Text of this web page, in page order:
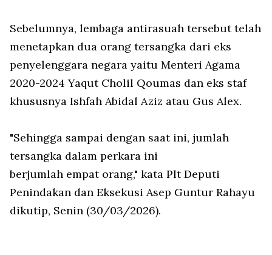
Sebelumnya, lembaga antirasuah tersebut telah
menetapkan dua orang tersangka dari eks
penyelenggara negara yaitu Menteri Agama
2020-2024 Yaqut Cholil Qoumas dan eks staf
khususnya Ishfah Abidal Aziz atau Gus Alex.
"Sehingga sampai dengan saat ini, jumlah
tersangka dalam perkara ini
berjumlah empat orang," kata Plt Deputi
Penindakan dan Eksekusi Asep Guntur Rahayu
dikutip, Senin (30/03/2026).